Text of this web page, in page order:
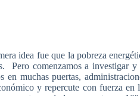
idea fue que lapobreza
. Pero comenzamosainvestigary
en muchas puertas,
yrepercute con fuerza en